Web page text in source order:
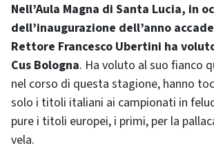
Nell’Aula Magna di Santa Lucia, in
dell’inaugurazione dell’anno
Rettore Francesco Ubertini ha
Cus Bologna. Ha voluto al suo fianco
nel corso di questa stagione, hanno
solo i titoli italiani ai campionati in
pure i titoli europei, i primi, per la
vela.